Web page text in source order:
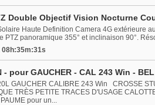
Double Objectif Vision Nocturne
Haute Definition Camera 4G extérieure
PTZ panoramique 355° et inclinaison 90°.
08h:35m:31s
- pour GAUCHER - CAL 243 Win -
GAUCHER CALIBRE 243 Win CROSSE
TRÈS PETITE TRACES D'USAGE
pour un...